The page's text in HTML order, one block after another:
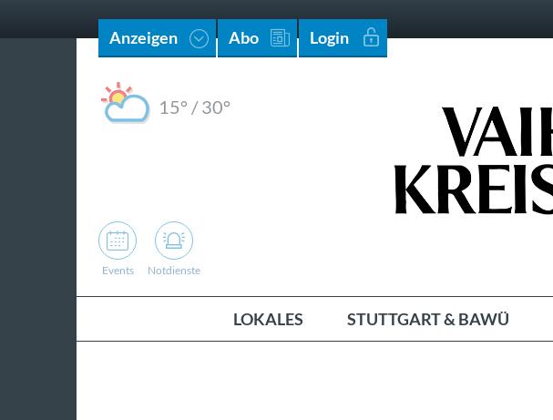
Anzeigen Abo Login
15° /30°
Events Notdienste
LOKALES STUTTGART & BAWÜ